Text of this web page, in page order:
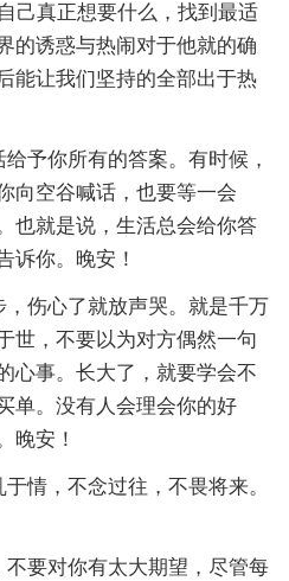
己真正想要什么，找到最适
的诱惑与热闹对于他就的确
能让我们坚持的全部出于热
予你所有的答案。有时候，
向空谷喊话，也要等一会
也就是说，生活总会给你答
诉你。晚安！
，伤心了就放声哭。就是千万
世，不要以为对方偶然一句
心事。长大了，就要学会不
单。没有人会理会你的好
晚安！
情，不念过往，不畏将来。
不要对你有太大期望，尽管每